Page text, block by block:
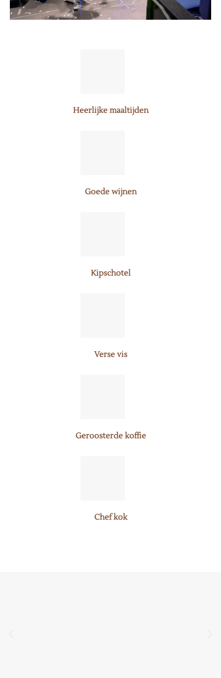
Heerlijke maaltijden
Goede wijnen
Kipschotel
Verse vis
Geroosterde koffie
Chef kok